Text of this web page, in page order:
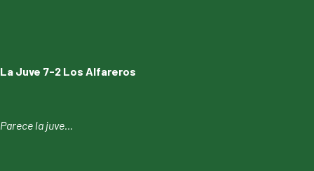
La Juve 7-2 Los Alfareros
Parece la juve…